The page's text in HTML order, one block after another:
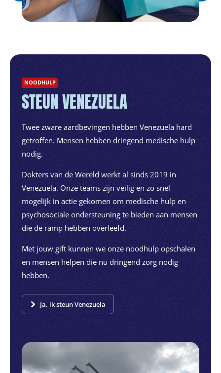
NOODHULP
STEUN VENEZUELA
Twee zware aardbevingen hebben Venezuela hard
getroffen. Mensen hebben dringend medische hulp
nodig.
Dokters van de Wereld werkt al sinds 2019 in
Venezuela. Onze teams zijn veilig en zo snel
mogelijk in actie gekomen om medische hulp en
psychosociale ondersteuning te bieden aan mensen
die de ramp hebben overleefd.
Met jouw gift kunnen we onze noodhulp opschalen
en mensen helpen die nu dringend zorg nodig
hebben.
Ja, ik steun Venezuela